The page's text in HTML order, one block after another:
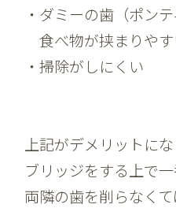
・ダミーの歯（ポン
食べ物が挟まりや
・掃除がしにくい
上記がデメリットに
ブリッジをする上で
両隣の歯を削らなく